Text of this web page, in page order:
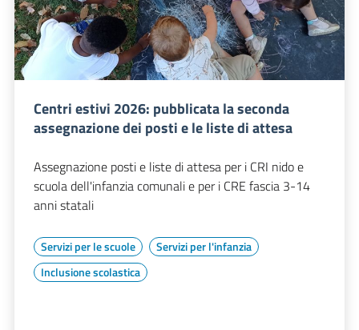
Centri estivi 2026: pubblicata la seconda
assegnazione dei posti e le liste di attesa
Assegnazione posti e liste di attesa per i CRI nido e
scuola dell'infanzia comunali e per i CRE fascia 3-14
anni statali
Servizi per le scuole
Servizi per l'infanzia
Inclusione scolastica